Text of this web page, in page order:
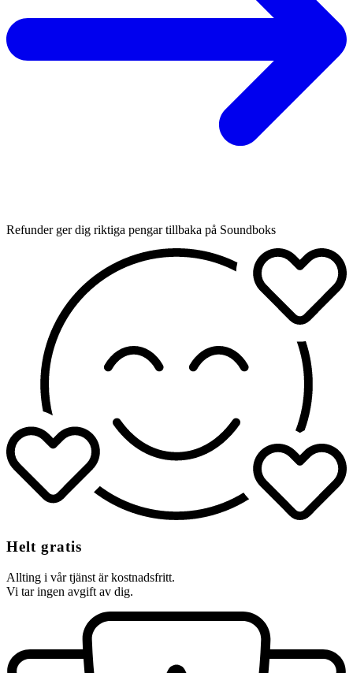
Refunder ger dig riktiga pengar tillbaka på Soundboks
Helt gratis
Allting i vår tjänst är kostnadsfritt.
Vi tar ingen avgift av dig.